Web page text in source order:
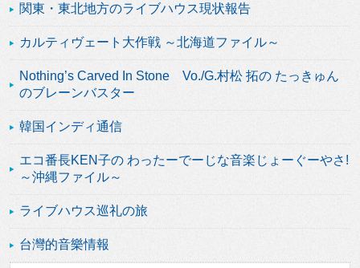
関東・東北地方のライブハウス現状報告
カルティヴェート大作戦 ～北海道ファイル～
Nothing’s Carved In Stone Vo./G.村松 拓の たっきゅん
のブレーンバスター
韓国インディ通信
エコ番長KEN子の わったーでーじな音楽じょーぐーやさ!
～沖縄ファイル～
ライブハウス巡礼の旅
台灣的音樂情報